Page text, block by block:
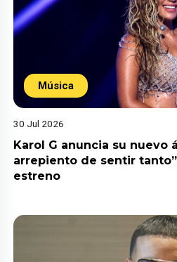
Música
30 Jul 2026
Karol G anuncia su nuevo
arrepiento de sentir
estreno